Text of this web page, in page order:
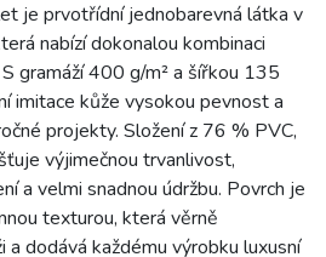
je prvotřídní jednobarevná látka v
nabízí dokonalou kombinaci
gramáží 400 g/m² a šířkou 135
imitace kůže vysokou pevnost a
projekty. Složení z 76 % PVC,
výjimečnou trvanlivost,
a velmi snadnou údržbu. Povrch je
texturou, která věrně
a dodává každému výrobku luxusní